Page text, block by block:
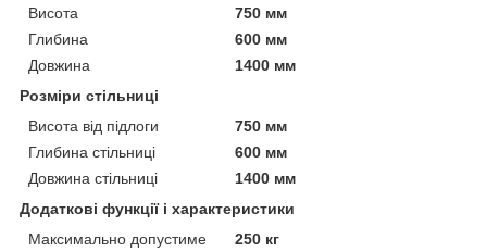
Висота
750 мм
Глибина
600 мм
Довжина
1400 мм
Розміри стільниці
Висота від підлоги
750 мм
Глибина стільниці
600 мм
Довжина стільниці
1400 мм
Додаткові функції і характеристики
Максимально допустиме
250 кг